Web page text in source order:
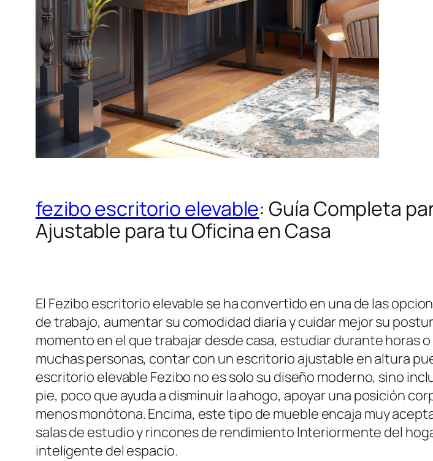
fezibo escritorio elevable: Guía Completa
Ajustable para tu Oficina en Casa
El Fezibo escritorio elevable se ha convertido en una de las
de trabajo, aumentar su comodidad diaria y cuidar mejor su
momento en el que trabajar desde casa, estudiar durante horas
muchas personas, contar con un escritorio ajustable en altura
escritorio elevable Fezibo no es solo su diseño moderno, sino
pie, poco que ayuda a disminuir la ahogo, apoyar una posición
menos monótona. Encima, este tipo de mueble encaja muy
salas de estudio y rincones de rendimiento Interiormente del
inteligente del espacio.